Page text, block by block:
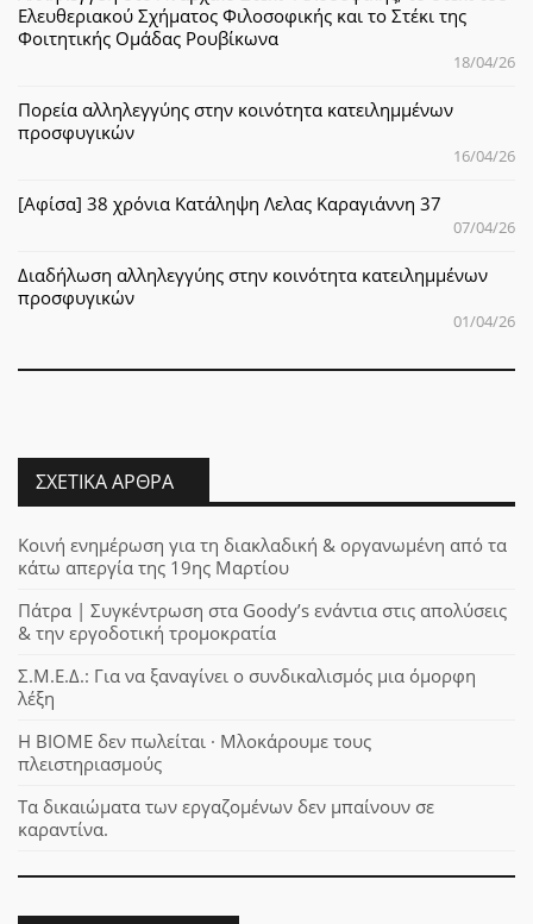
Ελευθεριακού Σχήματος Φιλοσοφικής και το Στέκι της
Φοιτητικής Ομάδας Ρουβίκωνα
18/04/26
Πορεία αλληλεγγύης στην κοινότητα κατειλημμένων
προσφυγικών
16/04/26
[Αφίσα] 38 χρόνια Κατάληψη Λελας Καραγιάννη 37
07/04/26
Διαδήλωση αλληλεγγύης στην κοινότητα κατειλημμένων
προσφυγικών
01/04/26
ΣΧΕΤΙΚΆ ΆΡΘΡΑ
Κοινή ενημέρωση για τη διακλαδική & οργανωμένη από τα
κάτω απεργία της 19ης Μαρτίου
Πάτρα | Συγκέντρωση στα Goody’s ενάντια στις απολύσεις
& την εργοδοτική τρομοκρατία
Σ.Μ.Ε.Δ.: Για να ξαναγίνει ο συνδικαλισμός μια όμορφη
λέξη
Η ΒΙΟΜΕ δεν πωλείται · Μλοκάρουμε τους
πλειστηριασμούς
Τα δικαιώματα των εργαζομένων δεν μπαίνουν σε
καραντίνα.